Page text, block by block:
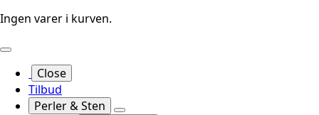
Ingen varer i kurven.
Close
Tilbud
Perler & Sten